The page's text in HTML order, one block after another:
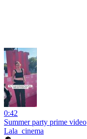
0:42
Summer party prime video
Lala_cinema